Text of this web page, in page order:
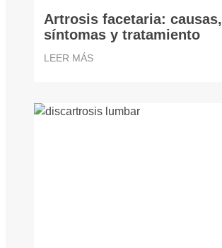
Artrosis facetaria: causas,
síntomas y tratamiento
LEER MÁS